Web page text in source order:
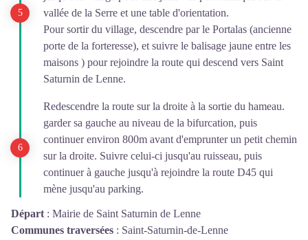
vallée de la Serre et une table d'orientation.
Pour sortir du village, descendre par le Portalas (ancienne
porte de la forteresse), et suivre le balisage jaune entre les
maisons ) pour rejoindre la route qui descend vers Saint
Saturnin de Lenne.
Redescendre la route sur la droite à la sortie du hameau.
garder sa gauche au niveau de la bifurcation, puis
continuer environ 800m avant d'emprunter un petit chemin
sur la droite. Suivre celui-ci jusqu'au ruisseau, puis
continuer à gauche jusqu'à rejoindre la route D45 qui
mène jusqu'au parking.
Départ : Mairie de Saint Saturnin de Lenne
Communes traversées : Saint-Saturnin-de-Lenne